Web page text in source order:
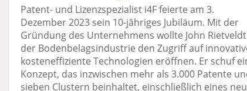
Patent- und Lizenzspezialist i4F feierte am 3.
Dezember 2023 sein 10-jähriges Jubiläum. Mit der
Gründung des Unternehmens wollte John Rietveldt
der Bodenbelagsindustrie den Zugriff auf
kosteneffiziente Technologien eröffnen. Er schuf
Konzept, das inzwischen mehr als 3.000 Patente
sieben Clustern beinhaltet, einschließlich eines